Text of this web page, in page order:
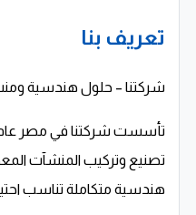
تعريف بنا
شركتنا – حلول هندسية
تصنيع وتركيب المنشآت
هندسية متكاملة تناسب